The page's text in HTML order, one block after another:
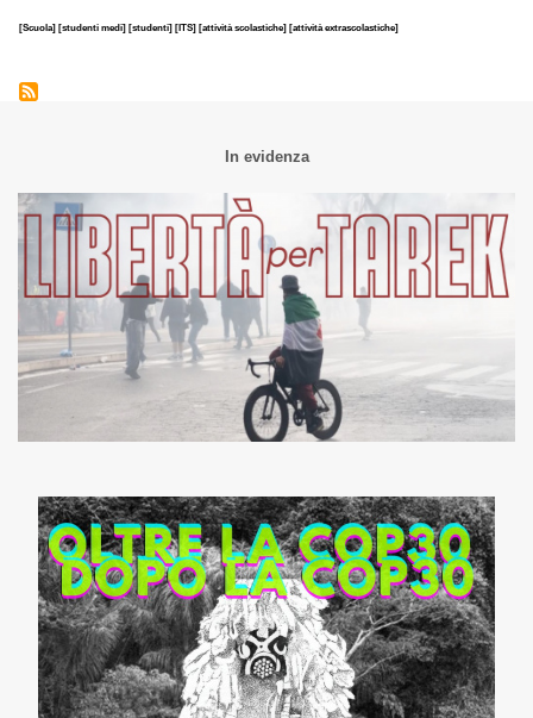
[Scuola] [studenti medi] [studenti] [ITS] [attività scolastiche] [attività extrascolastiche]
In evidenza